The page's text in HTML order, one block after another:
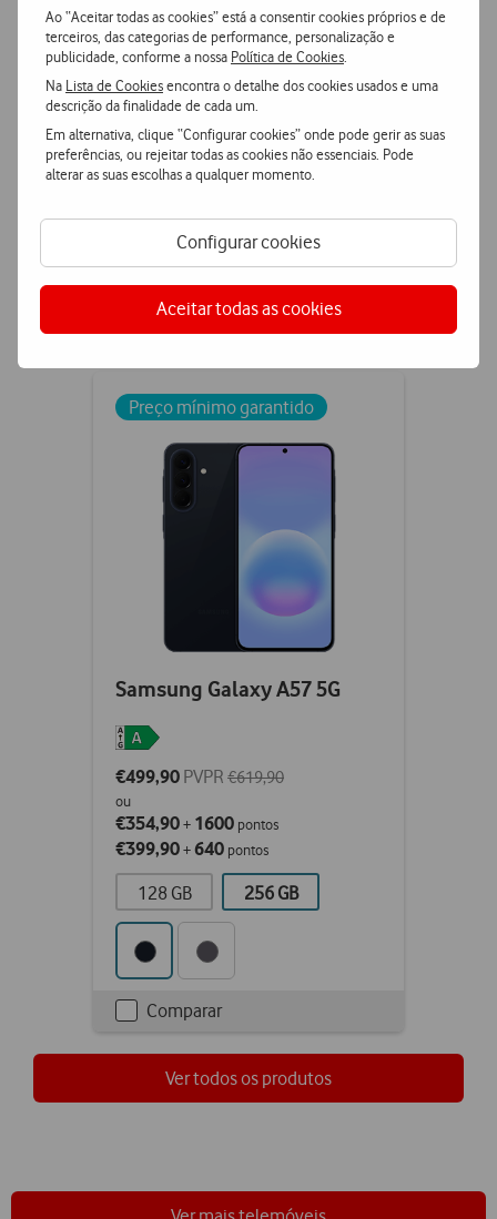
Ao “Aceitar todas as cookies” está a consentir cookies próprios e de
terceiros, das categorias de performance, personalização e
publicidade, conforme a nossa Política de Cookies
Na Lista de Cookiesencontra o detalhe dos cookies usados e uma
descrição da finalidade de cada um.
Em alternativa, clique “Configurar cookies” onde pode gerir as suas
preferências, ou rejeitar todas as cookies não essenciais. Pode
alterar as suas escolhas a qualquer momento.
Configurar cookies
Aceitar todas as cookies
OPPO Find X9 Ultra 5G
ou
€1184,90 +3000pontos
Checkbox
Comparar
Preço mínimo garantido
Samsung Galaxy A57 5G
€499,90 PVPR €619,90
ou
€354,90+ 1600 pontos
€399,90+640 pontos
128 GB 256 GB
Checkbox
ticked
Comparar
Ver todos os produtos